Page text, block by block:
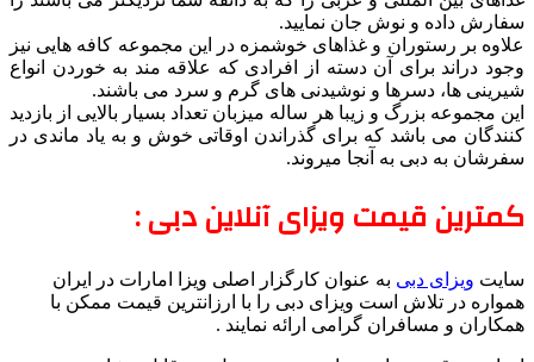
سفارش داده و نوش جان نمایید.
علاوه بر رستوران و غذاهای خوشمزه در این مجموعه کافه هایی نیز
وجود دراند برای آن دسته از افرادی که علاقه مند به خوردن انواع
شیرینی ها، دسرها و نوشیدنی های گرم و سرد می باشند.
این مجموعه بزرگ و زیبا هر ساله میزبان تعداد بسیار بالایی از بازدید
کنندگان می باشد که برای گذراندن اوقاتی خوش و به یاد ماندی در
سفرشان به دبی به آنجا میروند.
کمترین قیمت ویزای آنلاین دبی :
سایت ویزای دبی به عنوان کارگزار اصلی ویزا امارات در ایران
همواره در تلاش است ویزای دبی را با ارزانترین قیمت ممکن با
همکاران و مسافران گرامی ارائه نمایند .